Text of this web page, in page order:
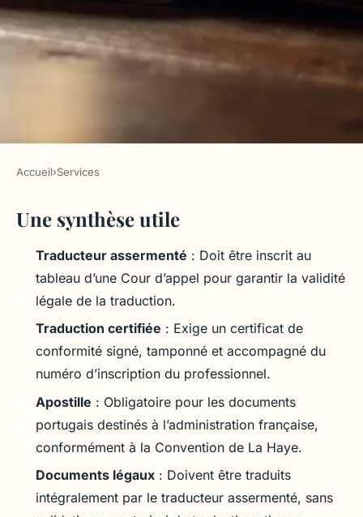
Réglementation française sur
la traduction des documents
portugais
•07/07/2026 11:56
Accueil›Services
Une synthèse utile
Traducteur assermenté : Doit être inscrit au
tableau d’une Cour d’appel pour garantir la validité
légale de la traduction.
Traduction certifiée : Exige un certificat de
conformité signé, tamponné et accompagné du
numéro d’inscription du professionnel.
Apostille : Obligatoire pour les documents
portugais destinés à l’administration française,
conformément à la Convention de La Haye.
Documents légaux : Doivent être traduits
intégralement par le traducteur assermenté, sans